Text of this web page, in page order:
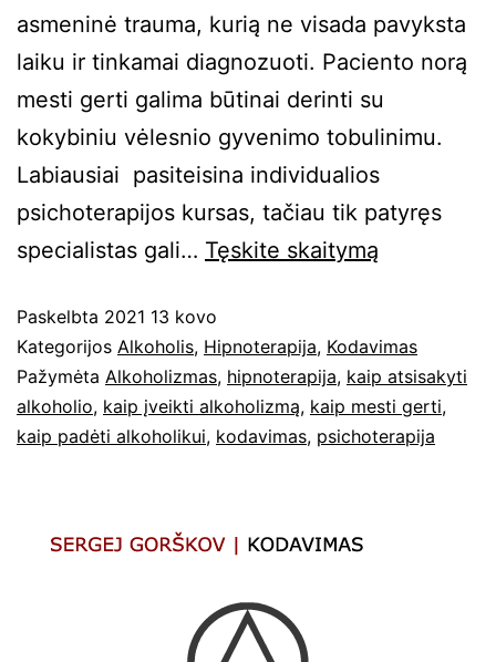
asmeninė trauma, kurią ne visada pavyksta
laiku ir tinkamai diagnozuoti. Paciento norą
mesti gerti galima būtinai derinti su
kokybiniu vėlesnio gyvenimo tobulinimu.
Labiausiai pasiteisina individualios
psichoterapijos kursas, tačiau tik patyręs
specialistas gali… Tęskite skaitymą
Paskelbta 2021 13 kovo
Kategorijos Alkoholis, Hipnoterapija, Kodavimas
Pažymėta Alkoholizmas, hipnoterapija, kaip atsisakyti
alkoholio, kaip įveikti alkoholizmą, kaip mesti gerti,
kaip padėti alkoholikui, kodavimas, psichoterapija